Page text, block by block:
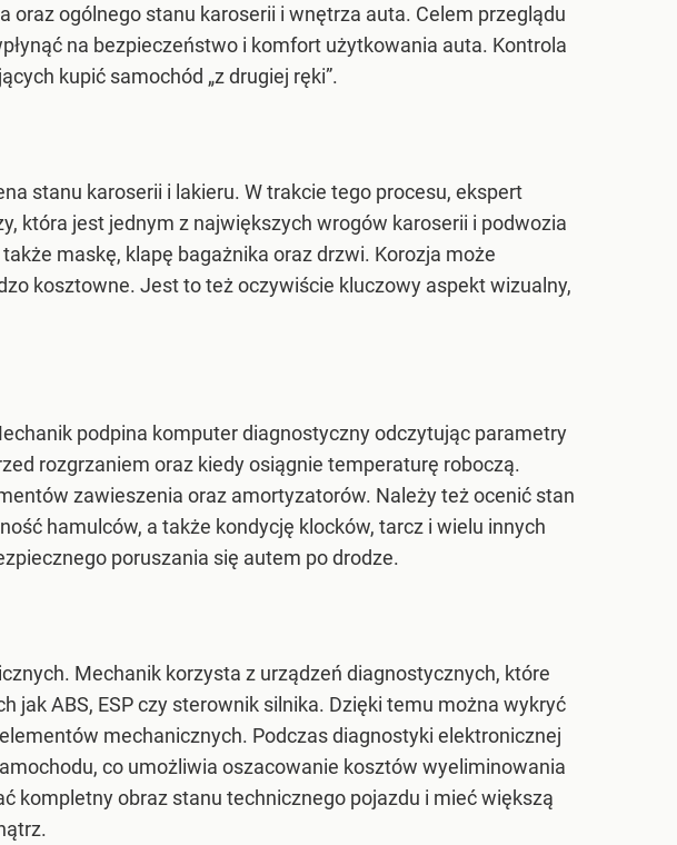
ogólnego stanu karoserii i wnętrza auta. Celem przeglądu
na bezpieczeństwo i komfort użytkowania auta. Kontrola
kupić samochód „z drugiej ręki”.
stanu karoserii i lakieru. W trakcie tego procesu, ekspert
która jest jednym z największych wrogów karoserii i podwozia
maskę, klapę bagażnika oraz drzwi. Korozja może
kosztowne. Jest to też oczywiście kluczowy aspekt wizualny,
podpina komputer diagnostyczny odczytując parametry
rozgrzaniem oraz kiedy osiągnie temperaturę roboczą.
zawieszenia oraz amortyzatorów. Należy też ocenić stan
hamulców, a także kondycję klocków, tarcz i wielu innych
poruszania się autem po drodze.
Mechanik korzysta z urządzeń diagnostycznych, które
ABS, ESP czy sterownik silnika. Dzięki temu można wykryć
mechanicznych. Podczas diagnostyki elektronicznej
co umożliwia oszacowanie kosztów wyeliminowania
kompletny obraz stanu technicznego pojazdu i mieć większą